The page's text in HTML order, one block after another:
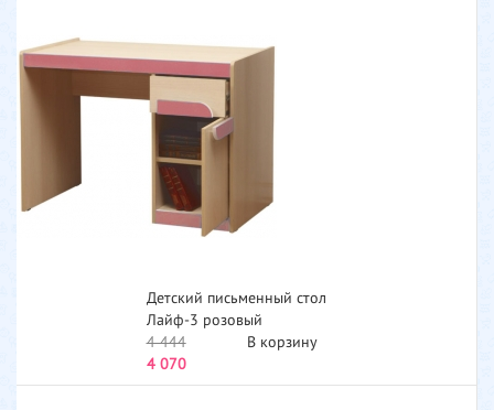
Детский письменный стол
Лайф-3 розовый
4 444
4 070
В корзину